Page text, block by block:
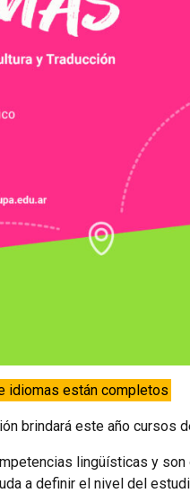
idiomas están completos
brindará este año cursos
lingüísticas y son
a definir el nivel del